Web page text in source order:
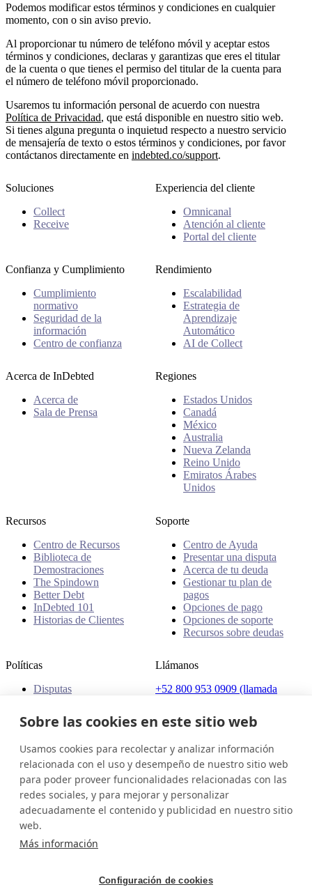
Podemos modificar estos términos y condiciones en cualquier
momento, con o sin aviso previo.
Al proporcionar tu número de teléfono móvil y aceptar estos
términos y condiciones, declaras y garantizas que eres el titular
de la cuenta o que tienes el permiso del titular de la cuenta para
el número de teléfono móvil proporcionado.
Usaremos tu información personal de acuerdo con nuestra
Política de Privacidad, que está disponible en nuestro sitio web.
Si tienes alguna pregunta o inquietud respecto a nuestro servicio
de mensajería de texto o estos términos y condiciones, por favor
contáctanos directamente en indebted.co/support.
Soluciones
Collect
Receive
Experiencia del cliente
Omnicanal
Atención al cliente
Portal del cliente
Confianza y Cumplimiento
Cumplimiento
normativo
Seguridad de la
información
Centro de confianza
Rendimiento
Escalabilidad
Estrategia de
Aprendizaje
Automático
AI de Collect
Acerca de InDebted
Acerca de
Sala de Prensa
Regiones
Estados Unidos
Canadá
México
Australia
Nueva Zelanda
Reino Unido
Emiratos Árabes
Unidos
Recursos
Centro de Recursos
Biblioteca de
Demostraciones
The Spindown
Better Debt
InDebted 101
Historias de Clientes
Soporte
Centro de Ayuda
Presentar una disputa
Acerca de tu deuda
Gestionar tu plan de
pagos
Opciones de pago
Opciones de soporte
Recursos sobre deudas
Políticas
Disputas
Políticas
Llámanos
+52 800 953 0909 (llamada
Dirección
Av. Presidente Masaryk 111,
Col. Polanco, Del.Miguel
Hidalgo, C.P. 11560, Ciudad
de México, México
México (Español)
Ponte en contacto
Sobre las cookies en este sitio web
Usamos cookies para recolectar y analizar información
relacionada con el uso y desempeño de nuestro sitio web
para poder proveer funcionalidades relacionadas con las
redes sociales, y para mejorar y personalizar
adecuadamente el contenido y publicidad en nuestro sitio
web.
Más información
Configuración de cookies